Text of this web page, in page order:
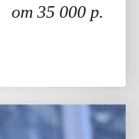
от 35 000 р.